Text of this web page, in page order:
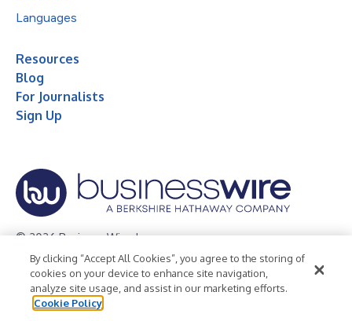
Languages
Resources
Blog
For Journalists
Sign Up
© 2026 Business Wire, Inc.
Privacy Policy Cookie Policy
Accessibility Statement
Terms of Use
Legal
By clicking “Accept All Cookies”, you agree to the storing of
cookies on your device to enhance site navigation,
analyze site usage, and assist in our marketing efforts.
Cookie Policy